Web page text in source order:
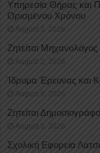
Υπηρεσία Θήρας και
Oρισμένου Xρόνου
August 3, 2026
Ζητείται
August 3, 2026
Ίδρυμα Έρευνας και
August 3, 2026
Ζητείται
August 3, 2026
Σχολική Εφορεία